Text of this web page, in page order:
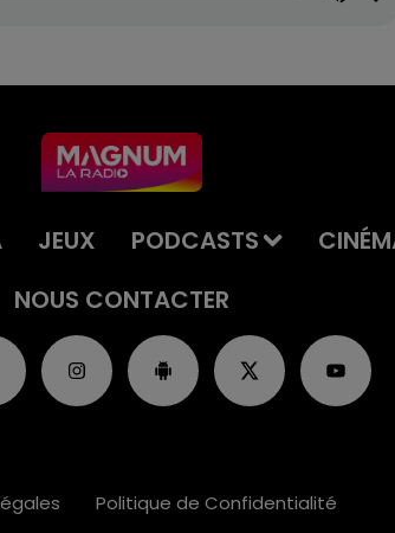
JEUX PODCASTS
NOUS CONTACTER
Politique de Confidentialité